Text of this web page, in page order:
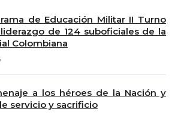
de Educación Militar II Turno
de 124 suboficiales de la
Colombiana
a los héroes de la Nación y
servicio y sacrificio